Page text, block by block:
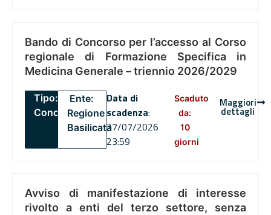
Bando di Concorso per l’accesso al Corso
regionale di Formazione Specifica in
Medicina Generale – triennio 2026/2029
Tipo:
Concorsi
Ente:
Regione
Basilicata
Data di
scadenza:
27/07/2026
23:59
Scaduto
da:
10
giorni
Maggiori
dettagli
Avviso di manifestazione di interesse
rivolto a enti del terzo settore, senza